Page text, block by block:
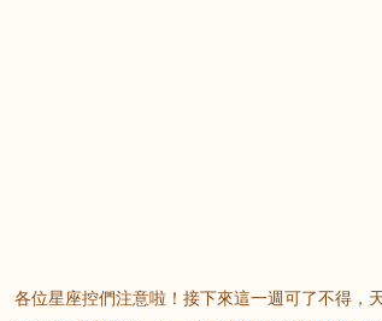
各位星座控們注意啦！接下來這一週可了不得，